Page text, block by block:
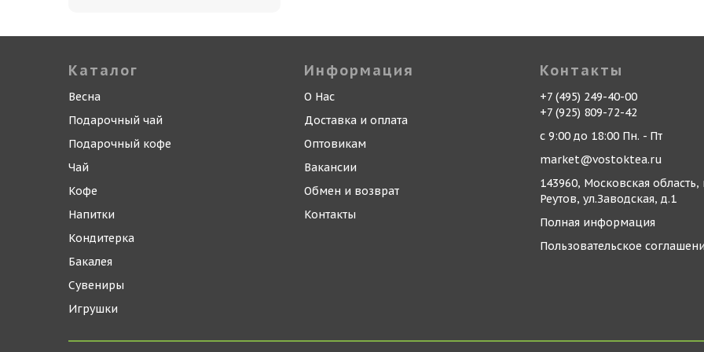
Каталог
Весна
Подарочный чай
Подарочный кофе
Чай
Кофе
Напитки
Кондитерка
Бакалея
Сувениры
Игрушки
Информация
О Нас
Доставка и оплата
Оптовикам
Вакансии
Обмен и возврат
Контакты
Контакты
+7 (495) 249-40-00
+7 (925) 809-72-42
с 9:00 до 18:00 Пн. - Пт
market@vostoktea.ru
143960, Московская область,
Реутов, ул.Заводская, д.1
Полная информация
Пользовательское